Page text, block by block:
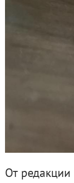
От редакции